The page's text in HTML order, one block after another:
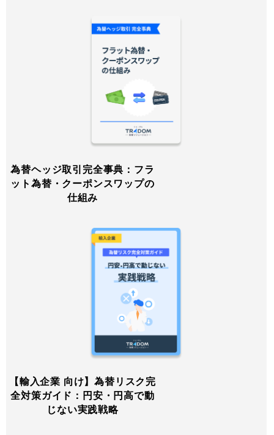
為替ヘッジ取引完全事典：フラ
ット為替・クーポンスワップの
仕組み
【輸入企業 向け】為替リスク完
全対策ガイド：円安・円高で動
じない実践戦略